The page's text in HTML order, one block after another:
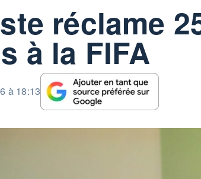
réclame
à la FIFA
à 18:13